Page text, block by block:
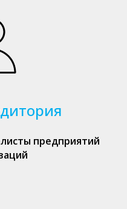
предприятий